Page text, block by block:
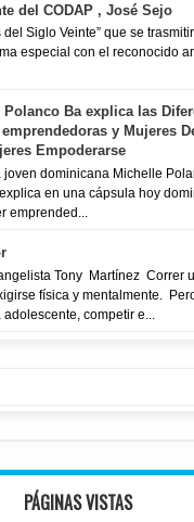
del CODAP , José Sejo
del Siglo Veinte” que se
especial con el reconocido
Polanco Ba explica las
y Mujeres
Empoderarse
joven dominicana Michelle
en una cápsula hoy
emprended...
Tony Martínez Correr
física y mentalmente.
competir e...
PÁGINAS VISTAS